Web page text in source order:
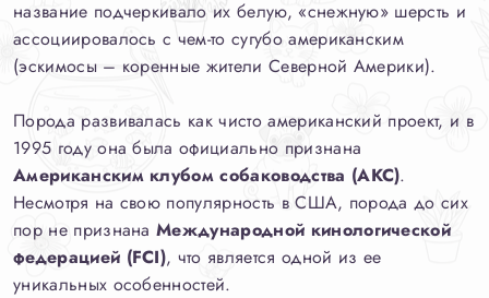
название подчеркивало их белую, «снежную» шерсть и
ассоциировалось с чем-то сугубо американским
(эскимосы – коренные жители Северной Америки).
Порода развивалась как чисто американский проект, и в
1995 году она была официально признана
Американским клубом собаководства (AKC).
Несмотря на свою популярность в США, порода до сих
пор не признанаМеждународной кинологической
федерацией (FCI), что является одной из ее
уникальных особенностей.